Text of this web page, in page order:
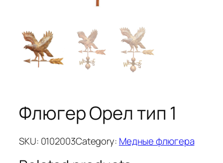
Флюгер Орел тип 1
SKU: 0102003Category: Медные флюгера